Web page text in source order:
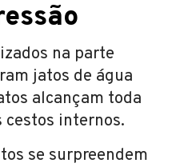
na parte
jatos de água
alcançam toda
internos.
se surpreendem